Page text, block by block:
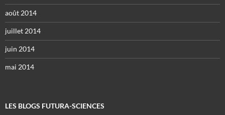
août 2014
juillet 2014
juin 2014
mai 2014
LES BLOGS FUTURA-SCIENCES